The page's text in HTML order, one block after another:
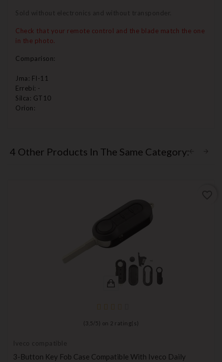
Sold without electronics and without transponder.
Check that your remote control and the blade match the one
in the photo.
Comparison:
Jma: FI-11
Errebi: -
Silca: GT10
Orion:
4 Other Products In The Same Category:
( 3,5 / 5) on 2 rating(s)
Iveco compatible
3-Button Key Fob Case Compatible With Iveco Daily